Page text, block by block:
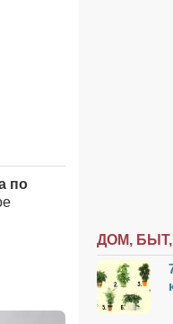
по
ДОМ,